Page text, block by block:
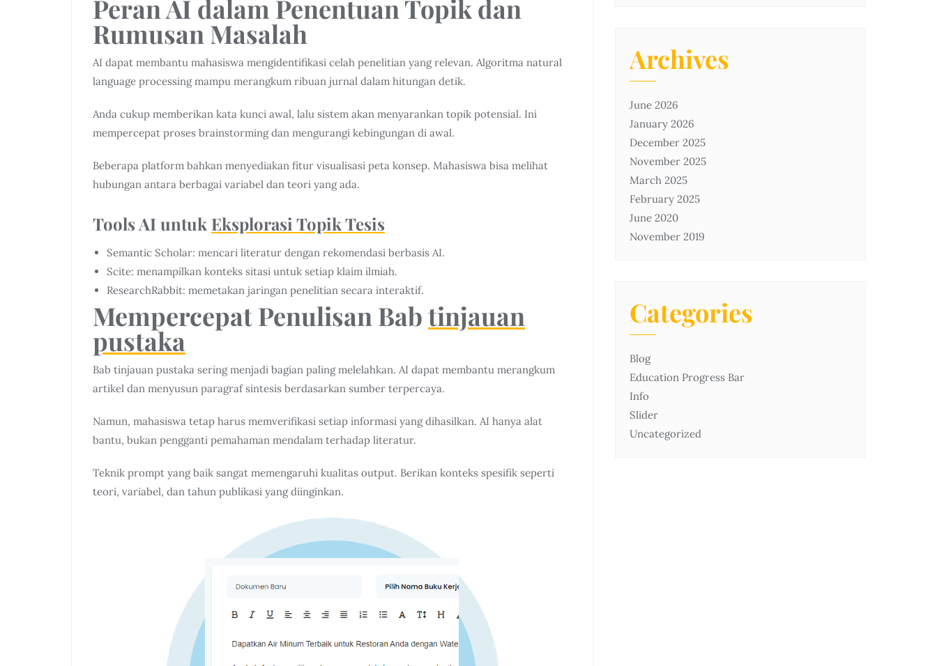
Peran AI dalam Penentuan Topik dan
Rumusan Masalah
AI dapat membantu mahasiswa mengidentifikasi celah penelitian yang relevan. Algoritma natural
language processing mampu merangkum ribuan jurnal dalam hitungan detik.
Anda cukup memberikan kata kunci awal, lalu sistem akan menyarankan topik potensial. Ini
mempercepat proses brainstorming dan mengurangi kebingungan di awal.
Beberapa platform bahkan menyediakan fitur visualisasi peta konsep. Mahasiswa bisa melihat
hubungan antara berbagai variabel dan teori yang ada.
Tools AI untuk Eksplorasi Topik Tesis
Semantic Scholar: mencari literatur dengan rekomendasi berbasis AI.
Scite: menampilkan konteks sitasi untuk setiap klaim ilmiah.
ResearchRabbit: memetakan jaringan penelitian secara interaktif.
Mempercepat Penulisan Babtinjauan
pustaka
Bab tinjauan pustaka sering menjadi bagian paling melelahkan. AI dapat membantu merangkum
artikel dan menyusun paragraf sintesis berdasarkan sumber terpercaya.
Namun, mahasiswa tetap harus memverifikasi setiap informasi yang dihasilkan. AI hanya alat
bantu, bukan pengganti pemahaman mendalam terhadap literatur.
Teknik prompt yang baik sangat memengaruhi kualitas output. Berikan konteks spesifik seperti
teori, variabel, dan tahun publikasi yang diinginkan.
Archives
June 2026
January 2026
December 2025
November 2025
March 2025
February 2025
June 2020
November 2019
Categories
Blog
Education Progress Bar
Info
Slider
Uncategorized